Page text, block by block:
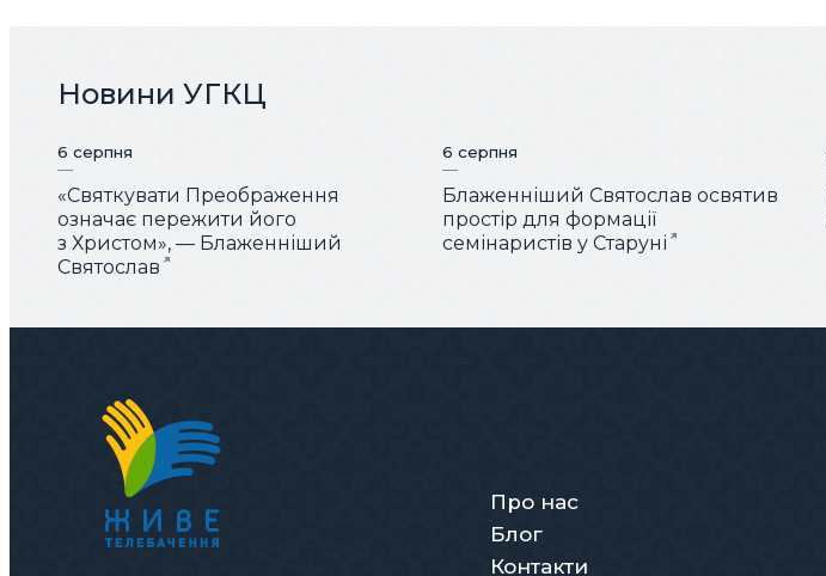
Новини УГКЦ
6 серпня
«Святкувати Преображення
означає пережити його
з Христом», — Блаженніший
Святослав
6 серпня
Блаженніший Святослав освятив
простір для формації
семінаристів у Старуні
Про нас
Блог
Контакти